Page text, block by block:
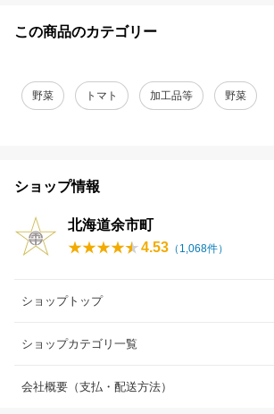
この商品のカテゴリー
野菜 トマト 加工品等 野菜
ショップ情報
北海道余市町
4.53 （ 1,068件）
ショップトップ
ショップカテゴリ一覧
会社概要（支払・配送方法）